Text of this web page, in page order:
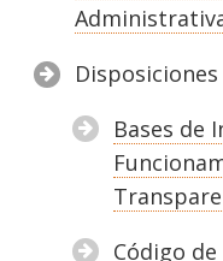
Disposiciones
Bases de
Código